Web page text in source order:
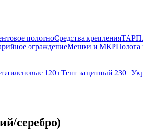
полотноСредства крепления
ограждениеМешки и МКРПолога
120 гТент защитный 230 г
серебро)